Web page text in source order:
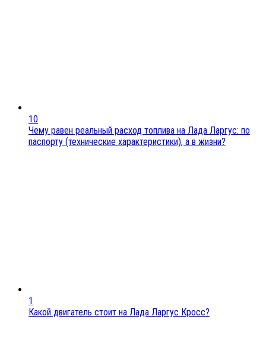
10
Чему равен реальный расход топлива на Лада Ларгус: по
паспорту (технические характеристики), а в жизни?
1
Какой двигатель стоит на Лада Ларгус Кросс?